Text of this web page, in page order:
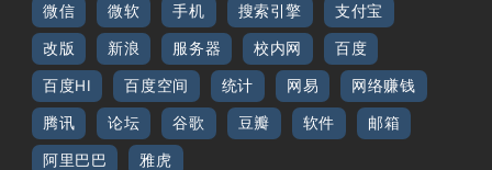
微信 微软 手机 搜索引擎 支付宝
改版 新浪 服务器 校内网 百度
百度HI 百度空间 统计 网易 网络赚钱
腾讯 论坛 谷歌 豆瓣 软件 邮箱
阿里巴巴 雅虎